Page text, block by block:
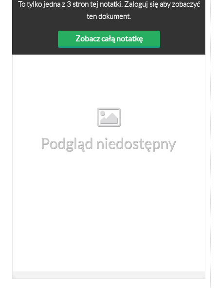
To tylko jedna z 3 stron tej notatki. Zaloguj się aby zobaczyć
ten dokument.
Zobacz całą notatkę